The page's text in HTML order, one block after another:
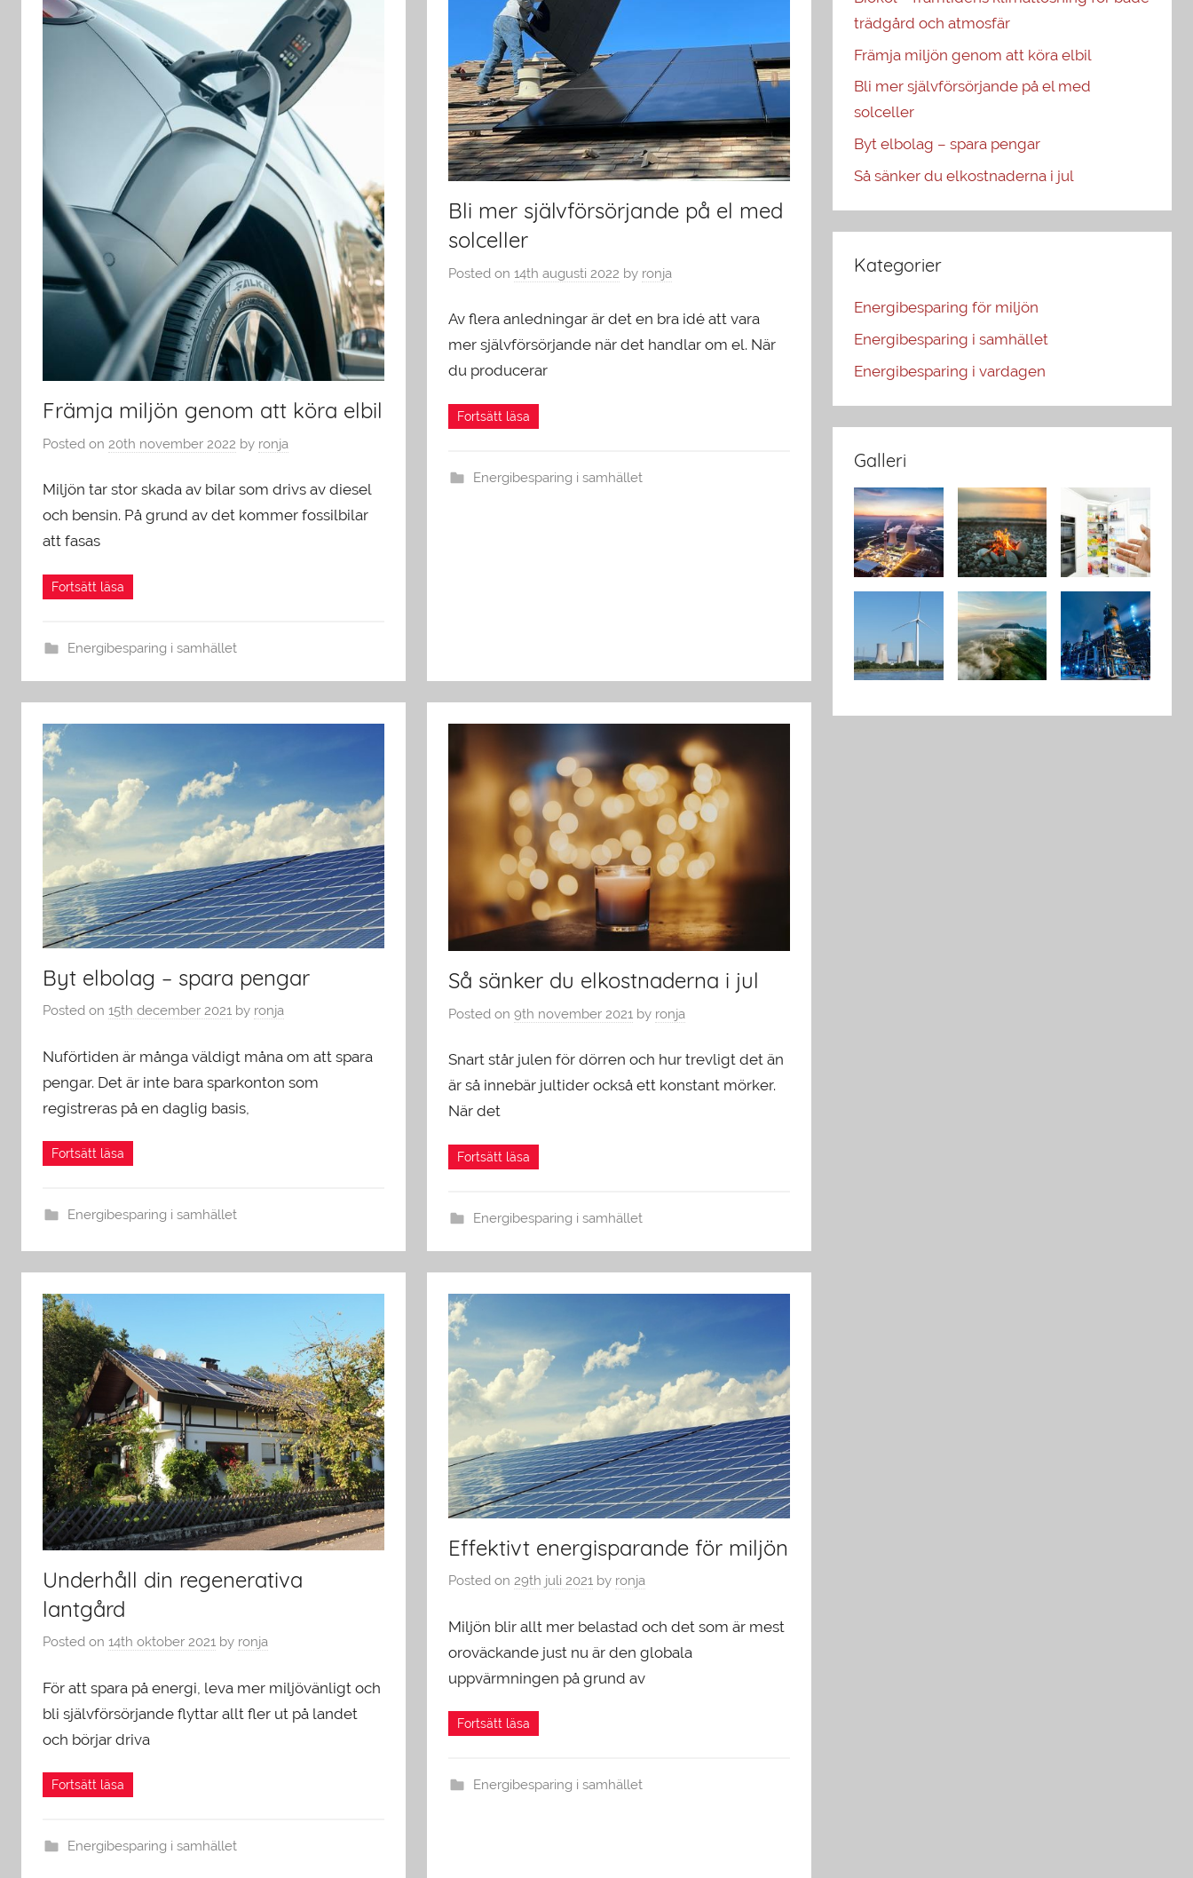
Främja miljön genom att köra elbil
Posted on 20th november 2022 by ronja
Miljön tar stor skada av bilar som drivs av diesel
och bensin. På grund av det kommer fossilbilar
att fasas
Energibesparing i samhället
Bli mer självförsörjande på el med
solceller
Posted on14th augusti 2022 by ronja
Av flera anledningar är det en bra idé att vara
mer självförsörjande när det handlar om el. När
du producerar
Energibesparing i samhället
Byt elbolag – spara pengar
Posted on 15th december 2021 by ronja
Nuförtiden är många väldigt måna om att spara
pengar. Det är inte bara sparkonton som
registreras på en daglig basis,
Energibesparing i samhället
Så sänker du elkostnaderna i jul
Posted on9th november 2021 by ronja
Snart står julen för dörren och hur trevligt det än
är så innebär jultider också ett konstant mörker.
När det
Energibesparing i samhället
Underhåll din regenerativa
lantgård
Posted on 14th oktober 2021 by ronja
För att spara på energi, leva mer miljövänligt och
bli självförsörjande flyttar allt fler ut på landet
och börjar driva
Energibesparing i samhället
Effektivt energisparande för miljön
Posted on29th juli 2021 by ronja
Miljön blir allt mer belastad och det som är mest
oroväckande just nu är den globala
uppvärmningen på grund av
Energibesparing i samhället
trädgård och atmosfär
Främja miljön genom att köra elbil
Bli mer självförsörjande på el med
solceller
Byt elbolag – spara pengar
Så sänker du elkostnaderna i jul
Kategorier
Energibesparing för miljön
Energibesparing i samhället
Energibesparing i vardagen
Galleri